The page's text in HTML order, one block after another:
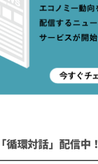
循環対話」配信中！